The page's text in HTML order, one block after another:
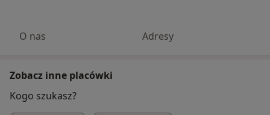
O nas Adresy
Zobacz inne placówki
Kogo szukasz?